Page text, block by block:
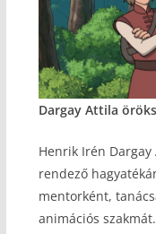
Dargay Attila
Henrik Irén Dargay
rendező
mentorként,
animációs szakmát.